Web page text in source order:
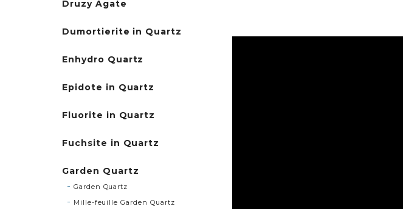
Druzy Agate
Dumortierite in Quartz
Enhydro Quartz
Epidote in Quartz
Fluorite in Quartz
Fuchsite in Quartz
Garden Quartz
Garden Quartz
Mille-feuille Garden Quartz